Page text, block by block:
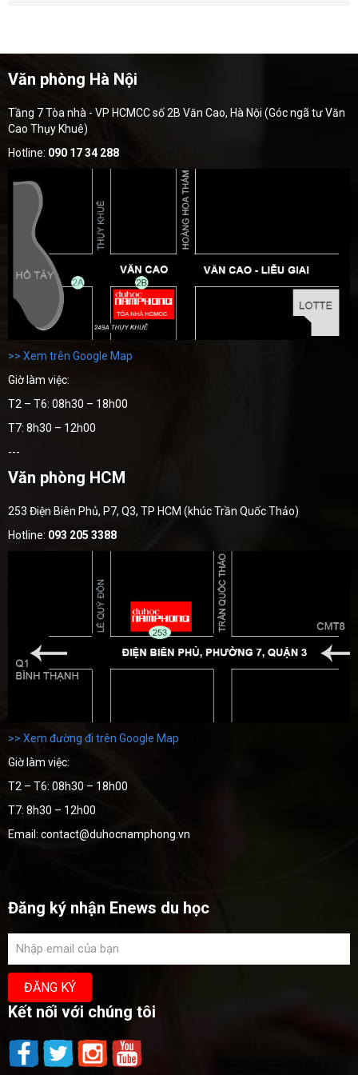
Văn phòng Hà Nội
Tầng 7 Tòa nhà - VP HCMCC số 2B Văn Cao, Hà Nội (Góc ngã tư Văn
Cao Thụy Khuê)
Hotline: 090 17 34 288
>> Xem trên Google Map
Giờ làm việc:
T2 – T6: 08h30 – 18h00
T7: 8h30 – 12h00
---
Văn phòng HCM
253 Điện Biên Phủ, P7, Q3, TP HCM (khúc Trần Quốc Thảo)
Hotline: 093 205 3388
>> Xem đường đi trên Google Map
Giờ làm việc:
T2 – T6: 08h30 – 18h00
T7: 8h30 – 12h00
Email: contact@duhocnamphong.vn
Đăng ký nhận Enews du học
Kết nối với chúng tôi